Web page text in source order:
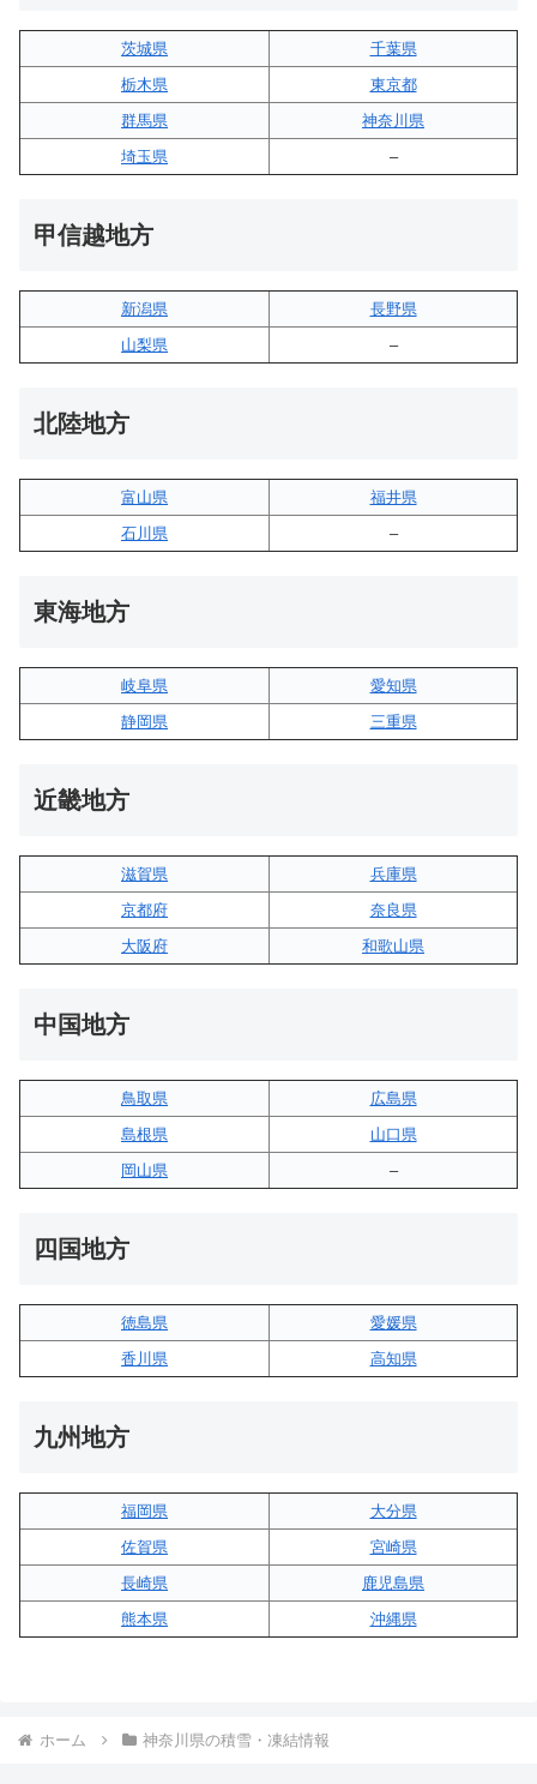
茨城県
千葉県
栃木県
東京都
群馬県
神奈川県
埼玉県
–
甲信越地方
新潟県
長野県
山梨県
–
北陸地方
富山県
福井県
石川県
–
東海地方
岐阜県
愛知県
静岡県
三重県
近畿地方
滋賀県
兵庫県
京都府
奈良県
大阪府
和歌山県
中国地方
鳥取県
広島県
島根県
山口県
岡山県
–
四国地方
徳島県
愛媛県
香川県
高知県
九州地方
福岡県
大分県
佐賀県
宮崎県
長崎県
鹿児島県
熊本県
沖縄県
ホーム 神奈川県の積雪・凍結情報